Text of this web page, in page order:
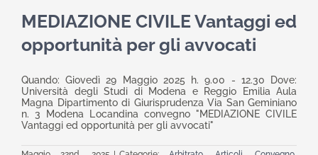
MEDIAZIONE CIVILE Vantaggi ed
opportunità per gli avvocati
Quando: Giovedì 29 Maggio 2025 h. 9.00 - 12.30 Dove:
Università degli Studi di Modena e Reggio Emilia Aula
Magna Dipartimento di Giurisprudenza Via San Geminiano
n. 3 Modena Locandina convegno "MEDIAZIONE CIVILE
Vantaggi ed opportunità per gli avvocati"